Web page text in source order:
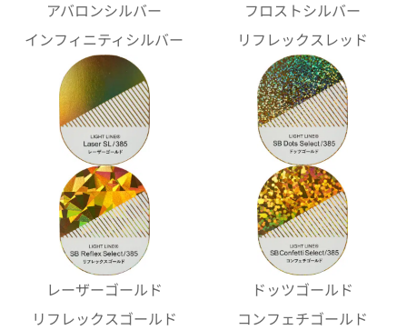
アバロンシルバー
フロストシルバー
インフィニティシルバー
リフレックスレッド
レーザーゴールド
ドッツゴールド
リフレックスゴールド
コンフェチゴールド